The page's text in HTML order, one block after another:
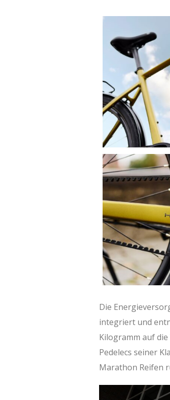
Die
integriert und
Kilogramm auf
Pedelecs seiner
Marathon Reifen